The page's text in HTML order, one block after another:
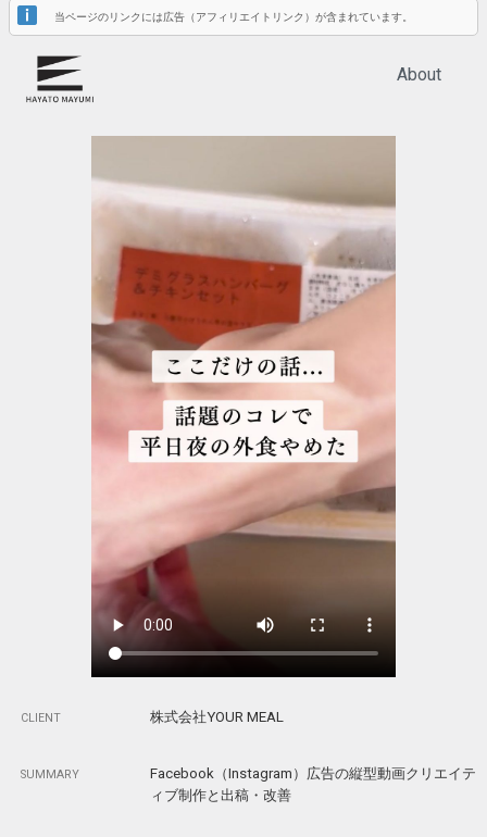
当ページのリンクには広告（アフィリエイトリンク）が含まれています。
About
CLIENT 株式会社YOUR MEAL
SUMMARY
Facebook（Instagram）広告の縦型動画クリエイテ
ィブ制作と出稿・改善